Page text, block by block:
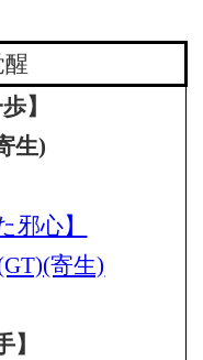
醒
】
生)
邪心】
寄生)
】